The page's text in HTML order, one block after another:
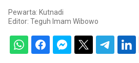
Pewarta: Kutnadi
Editor: Teguh Imam Wibowo